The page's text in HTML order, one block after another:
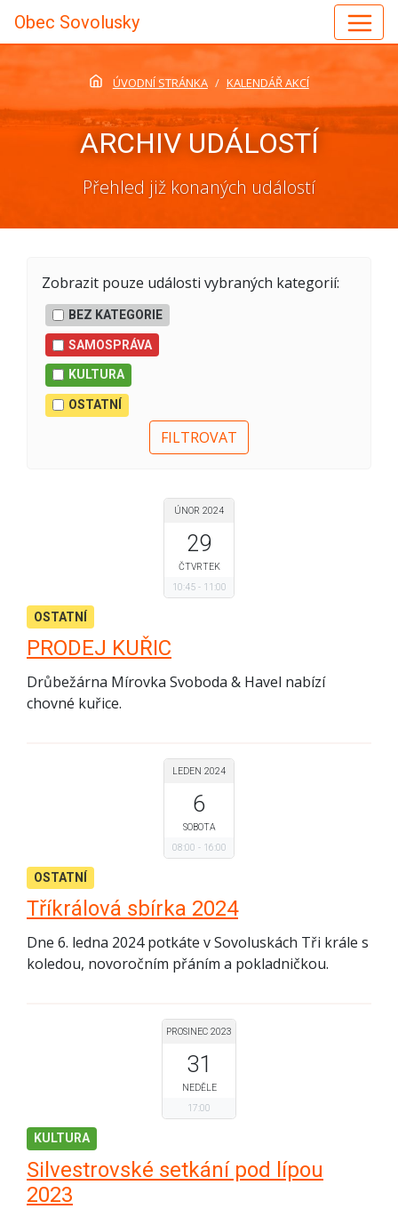
Obec Sovolusky
ÚVODNÍ STRÁNKA KALENDÁŘ AKCÍ
ARCHIV UDÁLOSTÍ
Přehled již konaných událostí
Zobrazit pouze události vybraných kategorií:
BEZ KATEGORIE
SAMOSPRÁVA
KULTURA
OSTATNÍ
ÚNOR 2024
29
ČTVRTEK
10:45
11:00
OSTATNÍ
PRODEJ KUŘIC
Drůbežárna Mírovka Svoboda & Havel nabízí
chovné kuřice.
LEDEN 2024
6
SOBOTA
08:00
16:00
OSTATNÍ
Tříkrálová sbírka 2024
Dne 6. ledna 2024 potkáte v Sovoluskách Tři krále s
koledou, novoročním přáním a pokladničkou.
PROSINEC 2023
31
NEDĚLE
17:00
KULTURA
Silvestrovské setkání pod lípou
2023